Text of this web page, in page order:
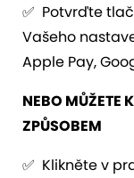
✅ Potvrďte
Vašeho
Apple Pay,
NEBO MŮŽETE
ZPŮSOBEM
✅ Klikněte v